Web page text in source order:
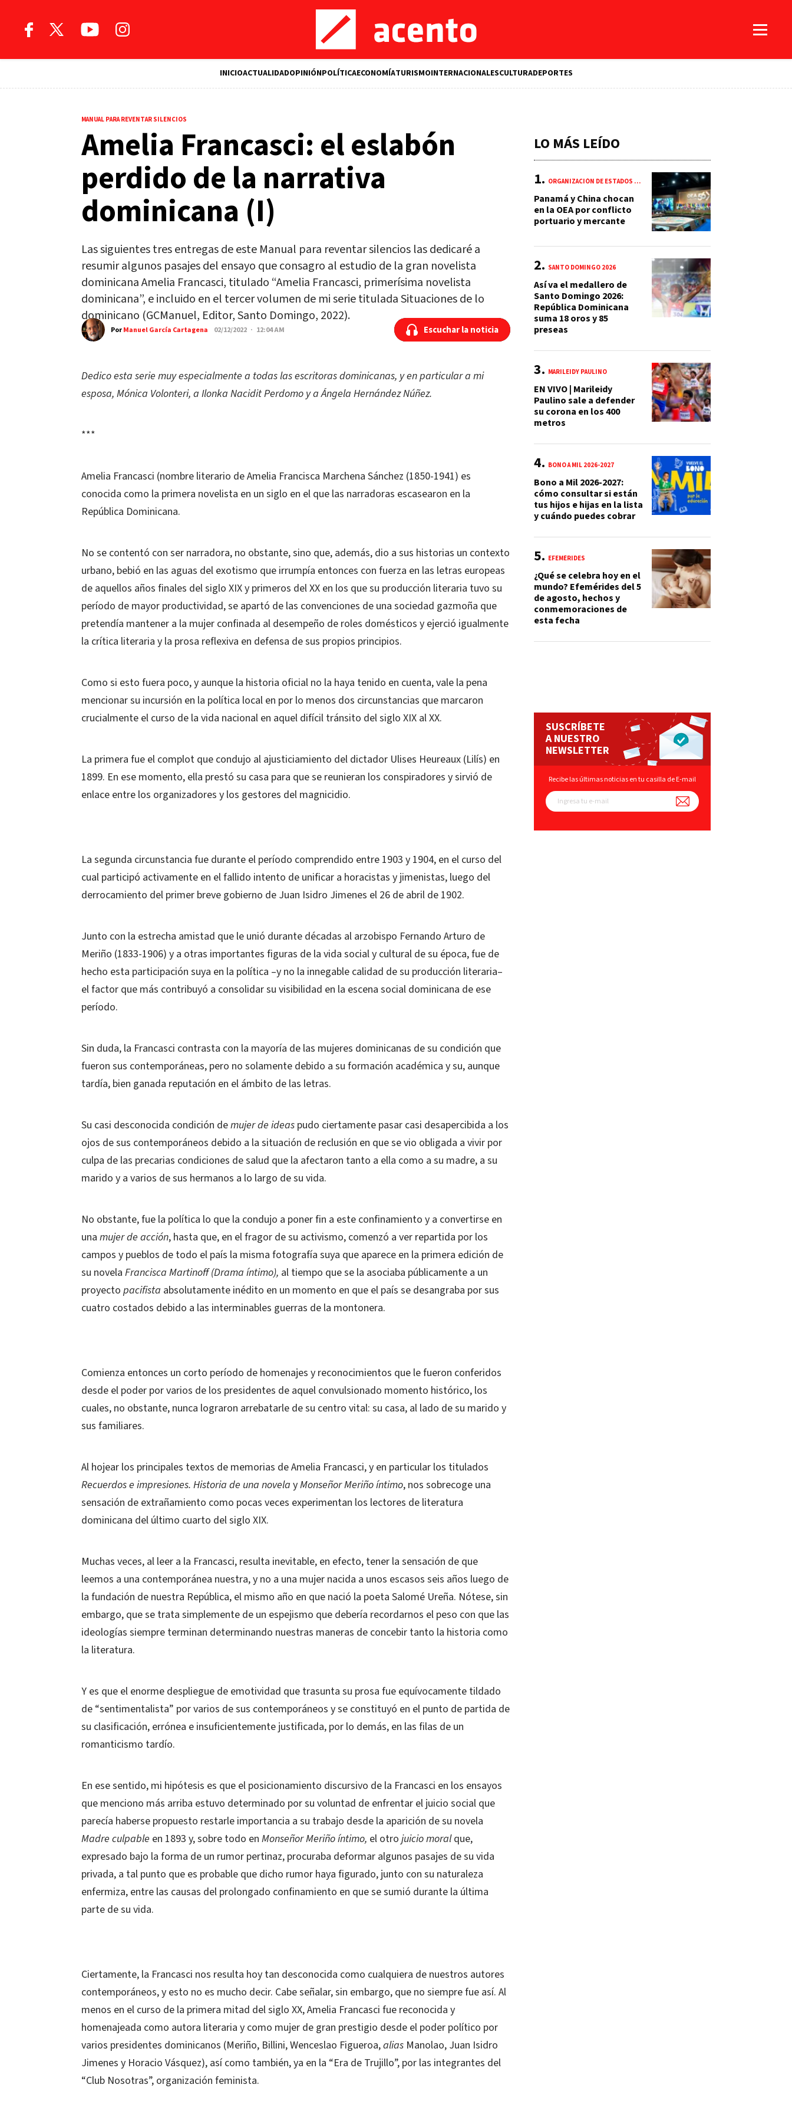
INICIOACTUALIDADOPINIÓNPOLÍTICAECONOMÍATURISMOINTERNACIONALESCULTURADEPORTES
MANUAL PARA REVENTAR SILENCIOS
Amelia Francasci: el eslabón
perdido de la narrativa
dominicana (I)
Las siguientes tres entregas de este Manual para reventar silencios las dedicaré a
resumir algunos pasajes del ensayo que consagro al estudio de la gran novelista
dominicana Amelia Francasci, titulado “Amelia Francasci, primerísima novelista
dominicana”, e incluido en el tercer volumen de mi serie titulada Situaciones de lo
dominicano (GCManuel, Editor, Santo Domingo, 2022).
PorManuel García Cartagena 02/12/2022 · 12:04 AM Escuchar la noticia
Escuchar la noticia
Dedico esta serie muy especialmente a todas las escritoras dominicanas, y en particular a mi
esposa, Mónica Volonteri, a Ilonka Nacidit Perdomo y a Ángela Hernández Núñez.
***
Amelia Francasci (nombre literario de Amelia Francisca Marchena Sánchez (1850-1941) es
conocida como la primera novelista en un siglo en el que las narradoras escasearon en la
República Dominicana.
No se contentó con ser narradora, no obstante, sino que, además, dio a sus historias un contexto
urbano, bebió en las aguas del exotismo que irrumpía entonces con fuerza en las letras europeas
de aquellos años finales del siglo XIX y primeros del XX en los que su producción literaria tuvo su
período de mayor productividad, se apartó de las convenciones de una sociedad gazmoña que
pretendía mantener a la mujer confinada al desempeño de roles domésticos y ejerció igualmente
la crítica literaria y la prosa reflexiva en defensa de sus propios principios.
Como si esto fuera poco, y aunque la historia oficial no la haya tenido en cuenta, vale la pena
mencionar su incursión en la política local en por lo menos dos circunstancias que marcaron
crucialmente el curso de la vida nacional en aquel difícil tránsito del siglo XIX al XX.
La primera fue el complot que condujo al ajusticiamiento del dictador Ulises Heureaux (Lilís) en
1899. En ese momento, ella prestó su casa para que se reunieran los conspiradores y sirvió de
enlace entre los organizadores y los gestores del magnicidio.
La segunda circunstancia fue durante el período comprendido entre 1903 y 1904, en el curso del
cual participó activamente en el fallido intento de unificar a horacistas y jimenistas, luego del
derrocamiento del primer breve gobierno de Juan Isidro Jimenes el 26 de abril de 1902.
Junto con la estrecha amistad que le unió durante décadas al arzobispo Fernando Arturo de
Meriño (1833-1906) y a otras importantes figuras de la vida social y cultural de su época, fue de
hecho esta participación suya en la política –y no la innegable calidad de su producción literaria–
el factor que más contribuyó a consolidar su visibilidad en la escena social dominicana de ese
período.
Sin duda, la Francasci contrasta con la mayoría de las mujeres dominicanas de su condición que
fueron sus contemporáneas, pero no solamente debido a su formación académica y su, aunque
tardía, bien ganada reputación en el ámbito de las letras.
Su casi desconocida condición demujer de ideas pudo ciertamente pasar casi desapercibida a los
ojos de sus contemporáneos debido a la situación de reclusión en que se vio obligada a vivir por
culpa de las precarias condiciones de salud que la afectaron tanto a ella como a su madre, a su
marido y a varios de sus hermanos a lo largo de su vida.
No obstante, fue la política lo que la condujo a poner fin a este confinamiento y a convertirse en
una mujer de acción, hasta que, en el fragor de su activismo, comenzó a ver repartida por los
campos y pueblos de todo el país la misma fotografía suya que aparece en la primera edición de
su novela Francisca Martinoff (Drama íntimo), al tiempo que se la asociaba públicamente a un
proyecto pacifista absolutamente inédito en un momento en que el país se desangraba por sus
cuatro costados debido a las interminables guerras de la montonera.
Comienza entonces un corto período de homenajes y reconocimientos que le fueron conferidos
desde el poder por varios de los presidentes de aquel convulsionado momento histórico, los
cuales, no obstante, nunca lograron arrebatarle de su centro vital: su casa, al lado de su marido y
sus familiares.
Al hojear los principales textos de memorias de Amelia Francasci, y en particular los titulados
Recuerdos e impresiones. Historia de una novela yMonseñor Meriño íntimo, nos sobrecoge una
sensación de extrañamiento como pocas veces experimentan los lectores de literatura
dominicana del último cuarto del siglo XIX.
Muchas veces, al leer a la Francasci, resulta inevitable, en efecto, tener la sensación de que
leemos a una contemporánea nuestra, y no a una mujer nacida a unos escasos seis años luego de
la fundación de nuestra República, el mismo año en que nació la poeta Salomé Ureña. Nótese, sin
embargo, que se trata simplemente de un espejismo que debería recordarnos el peso con que las
ideologías siempre terminan determinando nuestras maneras de concebir tanto la historia como
la literatura.
Y es que el enorme despliegue de emotividad que trasunta su prosa fue equívocamente tildado
de “sentimentalista” por varios de sus contemporáneos y se constituyó en el punto de partida de
su clasificación, errónea e insuficientemente justificada, por lo demás, en las filas de un
romanticismo tardío.
En ese sentido, mi hipótesis es que el posicionamiento discursivo de la Francasci en los ensayos
que menciono más arriba estuvo determinado por su voluntad de enfrentar el juicio social que
parecía haberse propuesto restarle importancia a su trabajo desde la aparición de su novela
Madre culpable en 1893 y, sobre todo en Monseñor Meriño íntimo, el otro juicio moralque,
expresado bajo la forma de un rumor pertinaz, procuraba deformar algunos pasajes de su vida
privada, a tal punto que es probable que dicho rumor haya figurado, junto con su naturaleza
enfermiza, entre las causas del prolongado confinamiento en que se sumió durante la última
parte de su vida.
Ciertamente, la Francasci nos resulta hoy tan desconocida como cualquiera de nuestros autores
contemporáneos, y esto no es mucho decir. Cabe señalar, sin embargo, que no siempre fue así. Al
menos en el curso de la primera mitad del siglo XX, Amelia Francasci fue reconocida y
homenajeada como autora literaria y como mujer de gran prestigio desde el poder político por
varios presidentes dominicanos (Meriño, Billini, Wenceslao Figueroa,alias Manolao, Juan Isidro
Jimenes y Horacio Vásquez), así como también, ya en la “Era de Trujillo”, por las integrantes del
“Club Nosotras”, organización feminista.
LO MÁS LEÍDO
ORGANIZACIÓN DE ESTADOS AMERICANOS (OEA)
Panamá y China chocan
en la OEA por conflicto
portuario y mercante
SANTO DOMINGO 2026
Así va el medallero de
Santo Domingo 2026:
República Dominicana
suma 18 oros y 85
preseas
MARILEIDY PAULINO
EN VIVO | Marileidy
Paulino sale a defender
su corona en los 400
metros
BONO A MIL 2026-2027
Bono a Mil 2026-2027:
cómo consultar si están
tus hijos e hijas en la lista
y cuándo puedes cobrar
EFEMÉRIDES
¿Qué se celebra hoy en el
mundo? Efemérides del 5
de agosto, hechos y
conmemoraciones de
esta fecha
SUSCRÍBETE
A NUESTRO
NEWSLETTER
Recibe las últimas noticias en tu casilla de E-mail